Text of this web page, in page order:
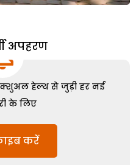
अपहरण
हेल्थ से जुड़ी हर नई
के लिए
करें